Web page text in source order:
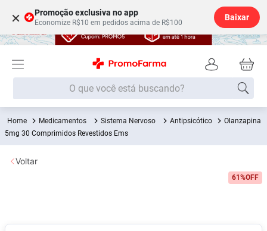
× Promoção exclusiva no app
Economize R$10 em pedidos acima de R$100
Baixar
O que você está buscando?
Medicamentos Sistema Nervoso Antipsicótico
Olanzapina
5mg 30 Comprimidos Revestidos Ems
61%OFF
Voltar
Termos mais buscados
1º Fralda
2
5º Fralda G